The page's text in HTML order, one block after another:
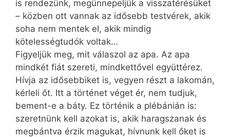
is rendezünk, megünnepeljük a visszatérésüket
– közben ott vannak az idősebb testvérek, akik
soha nem mentek el, akik mindig
kötelességtudók voltak…
Figyeljük meg, mit válaszol az apa. Az apa
mindkét fiát szereti, mindkettővel együtt­érez.
Hívja az idősebbiket is, vegyen részt a lakomán,
kérleli őt. Itt a történet véget ér, nem tudjuk,
bement-e a báty. Ez történik a plébánián is:
szeretnünk kell azokat is, akik haragszanak és
megbántva érzik magukat, hívnunk kell őket is